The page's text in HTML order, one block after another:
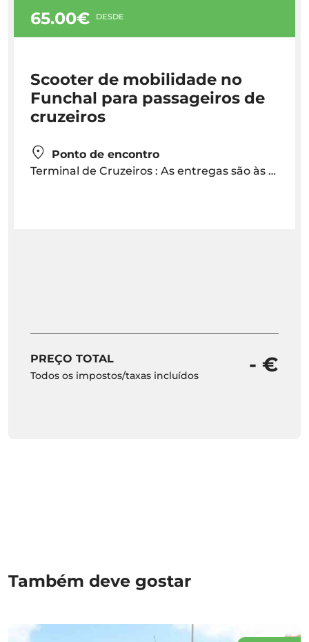
65.00€ DESDE
Scooter de mobilidade no
Funchal para passageiros de
cruzeiros
Ponto de encontro
Terminal de Cruzeiros : As entregas são às 10h00
PREÇO TOTAL
Todos os impostos/taxas incluídos - €
Também deve gostar